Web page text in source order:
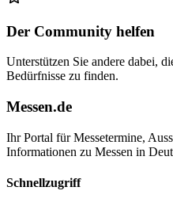
Der Community helfen
Unterstützen Sie andere dabei,
Bedürfnisse zu finden.
Messen.de
Ihr Portal für Messetermine,
Informationen zu Messen in
Schnellzugriff